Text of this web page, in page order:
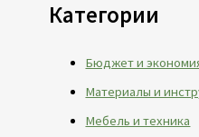
Категории
Бюджет и
Материалы и
Мебель и техника